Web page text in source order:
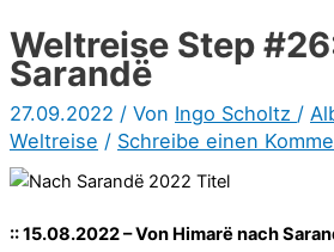
Weltreise Step
Sarandë
27.09.2022 / Von Ingo Scholtz /
Weltreise / Schreibe einen
:: 15.08.2022 – Von Himarë nach